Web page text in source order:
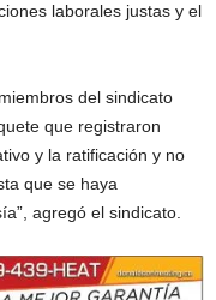
laborales justas y el
del sindicato
que registraron
y la ratificación y no
que se haya
agregó el sindicato.